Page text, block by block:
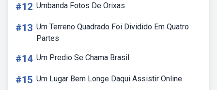
#12 Umbanda Fotos De Orixas
#13 Um Terreno Quadrado Foi Dividido Em Quatro
Partes
#14 Um Predio Se Chama Brasil
#15 Um Lugar Bem Longe Daqui Assistir Online